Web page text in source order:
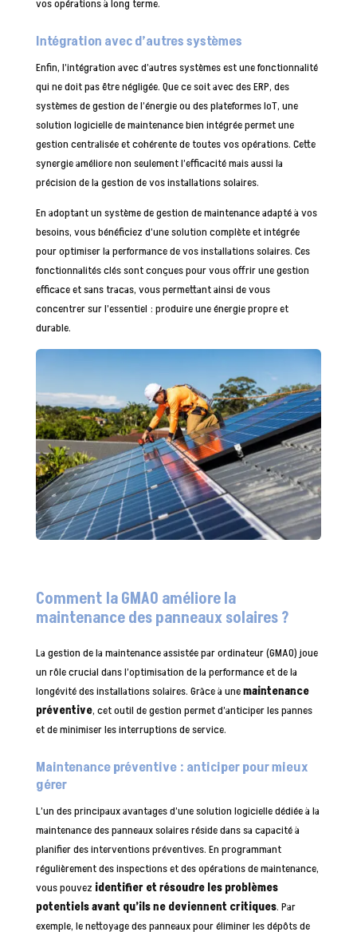
vos opérations à long terme.
Intégration avec d’autres systèmes
Enfin, l’intégration avec d’autres systèmes est une fonctionnalité
qui ne doit pas être négligée. Que ce soit avec des ERP, des
systèmes de gestion de l’énergie ou des plateformes IoT, une
solution logicielle de maintenance bien intégrée permet une
gestion centralisée et cohérente de toutes vos opérations. Cette
synergie améliore non seulement l’efficacité mais aussi la
précision de la gestion de vos installations solaires.
En adoptant un système de gestion de maintenance adapté à vos
besoins, vous bénéficiez d’une solution complète et intégrée
pour optimiser la performance de vos installations solaires. Ces
fonctionnalités clés sont conçues pour vous offrir une gestion
efficace et sans tracas, vous permettant ainsi de vous
concentrer sur l’essentiel : produire une énergie propre et
durable.
Comment la GMAO améliore la
maintenance des panneaux solaires ?
La gestion de la maintenance assistée par ordinateur (GMAO) joue
un rôle crucial dans l’optimisation de la performance et de la
longévité des installations solaires. Grâce à unemaintenance
préventive, cet outil de gestion permet d’anticiper les pannes
et de minimiser les interruptions de service.
Maintenance préventive : anticiper pour mieux
gérer
L’un des principaux avantages d’une solution logicielle dédiée à la
maintenance des panneaux solaires réside dans sa capacité à
planifier des interventions préventives. En programmant
régulièrement des inspections et des opérations de maintenance,
vous pouvez identifier et résoudre les problèmes
potentiels avant qu’ils ne deviennent critiques. Par
exemple, le nettoyage des panneaux pour éliminer les dépôts de